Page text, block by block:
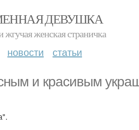
ДЕВУШКА
жгучая женская страничка
новости статьи
и красивым